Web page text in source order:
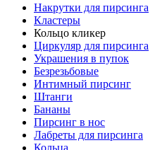
Накрутки для пирсинга
Кластеры
Кольцо кликер
Циркуляр для пирсинга
Украшения в пупок
Безрезьбовые
Интимный пирсинг
Штанги
Бананы
Пирсинг в нос
Лабреты для пирсинга
Кольца